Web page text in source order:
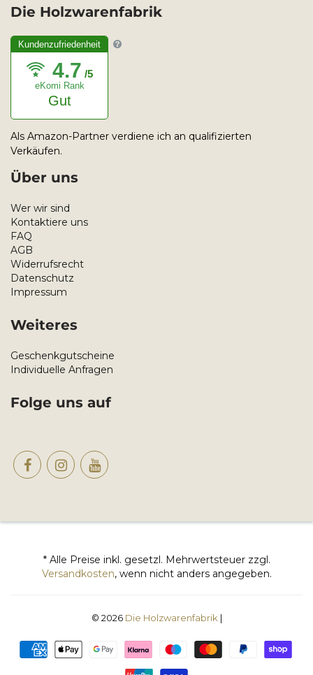
Die Holzwarenfabrik
Kundenzufriedenheit
4.7 /5
eKomi Rank
Gut
Als Amazon-Partner verdiene ich an qualifizierten
Verkäufen.
Über uns
Wer wir sind
Kontaktiere uns
FAQ
AGB
Widerrufsrecht
Datenschutz
Impressum
Weiteres
Geschenkgutscheine
Individuelle Anfragen
Folge uns auf
* Alle Preise inkl. gesetzl. Mehrwertsteuer zzgl.
Versandkosten, wenn nicht anders angegeben.
© 2026 Die Holzwarenfabrik |